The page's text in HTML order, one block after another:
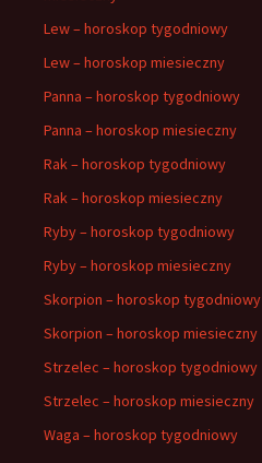
Lew – horoskop tygodniowy
Lew – horoskop miesieczny
Panna – horoskop tygodniowy
Panna – horoskop miesieczny
Rak – horoskop tygodniowy
Rak – horoskop miesieczny
Ryby – horoskop tygodniowy
Ryby – horoskop miesieczny
Skorpion – horoskop tygodniowy
Skorpion – horoskop miesieczny
Strzelec – horoskop tygodniowy
Strzelec – horoskop miesieczny
Waga – horoskop tygodniowy